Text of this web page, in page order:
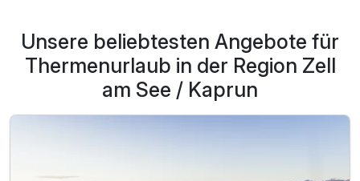
Unsere beliebtesten Angebote für
Thermenurlaub in der Region Zell
am See / Kaprun